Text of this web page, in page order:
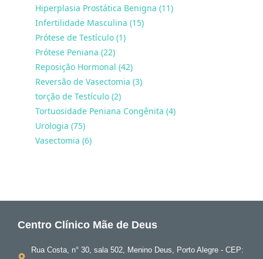
Hiperplasia Prostática Benigna (11)
Infertilidade Masculina (15)
Prótese de Testículo (1)
Prótese Peniana (22)
Reposição Hormonal (42)
Reversão de Vasectomia (3)
torção de Testículo (2)
Tortuosidade Peniana Congênita (4)
Urologia (75)
Vasectomia (6)
Centro Clínico Mãe de Deus
Rua Costa, n° 30, sala 502, Menino Deus, Porto Alegre - CEP: